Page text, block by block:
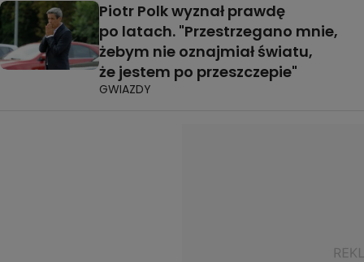
Piotr Polk wyznał prawdę
po latach. "Przestrzegano mnie,
żebym nie oznajmiał światu,
że jestem po przeszczepie"
GWIAZDY